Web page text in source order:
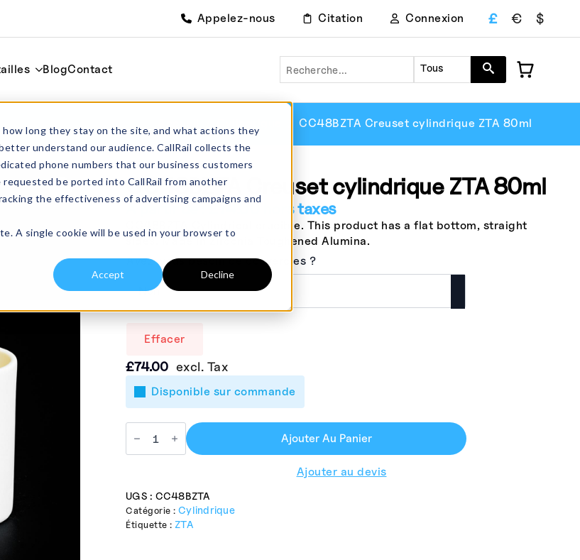
long they stay on the site, and what actions they
understand our audience. CallRail collects the
phone numbers that our business customers
requested be ported into CallRail from another
the effectiveness of advertising campaigns and
A single cookie will be used in your browser to
Accept Decline
Appelez-nous Citation Connexion £ € $
BlogContact Recherche Tous
CC48BZTA Creuset cylindrique ZTA 80ml
CC48BZTA Creuset cylindrique ZTA 80ml
À partir de :£74.00hors taxes
CC48BZTA Cylindrical crucible. This product has a flat bottom, straight
sides. Made in Zirconia Toughened Alumina.
Avez-vous besoin de couvercles ?
Effacer
£74.00 excl. Tax
Disponible sur commande
Ajouter Au Panier
Ajouter au devis
UGS : CC48BZTA
Catégorie : Cylindrique
Étiquette : ZTA